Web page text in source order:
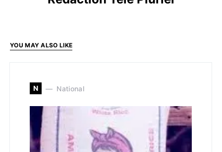
YOU MAY ALSO LIKE
N National